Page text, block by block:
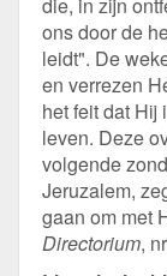
ons door de
leidt". De
en verrezen
het feit dat Hij
leven. Deze
volgende
Jeruzalem,
gaan om met
Directorium,